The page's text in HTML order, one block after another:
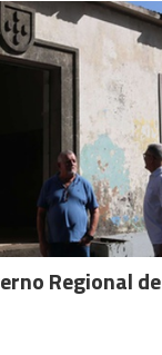
Regional